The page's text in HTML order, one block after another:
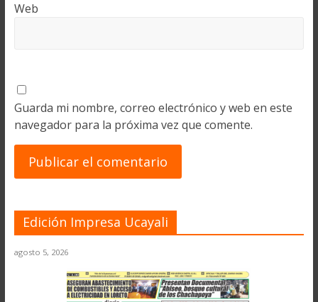
Web
Guarda mi nombre, correo electrónico y web en este
navegador para la próxima vez que comente.
Edición Impresa Ucayali
agosto 5, 2026